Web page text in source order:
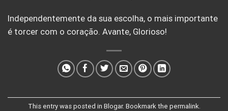
Independentemente da sua escolha, o mais importante
é torcer com o coração. Avante, Glorioso!
This entry was posted in Blogar. Bookmark the permalink.